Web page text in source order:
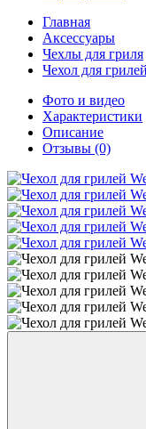
Главная
Аксессуары
Чехлы для гриля
Чехол для
Фото и видео
Характеристики
Описание
Отзывы (0)